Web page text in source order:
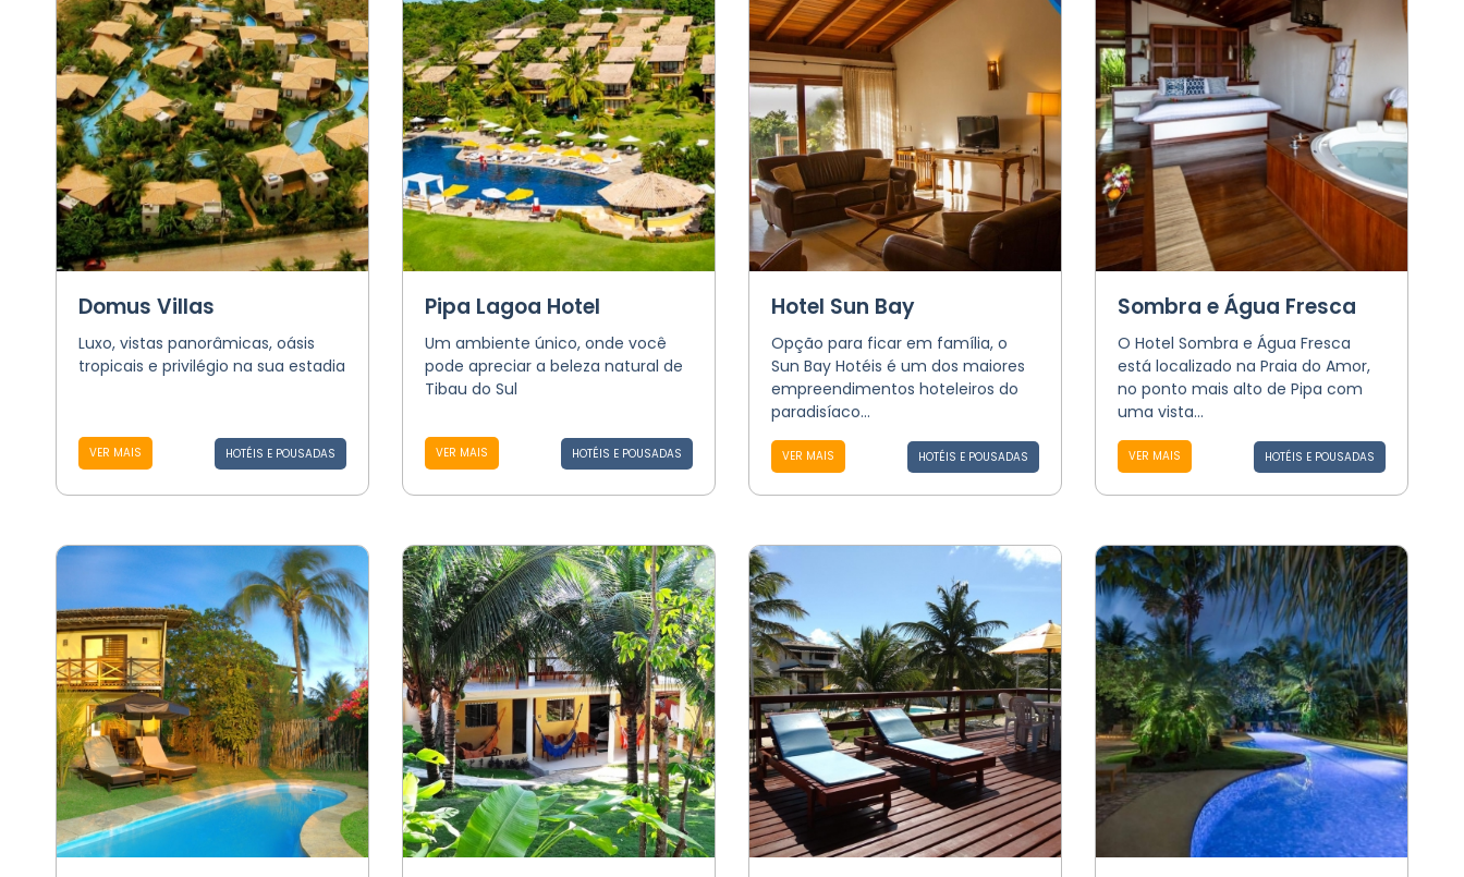
Domus Villas
Luxo, vistas panorâmicas, oásis
tropicais e privilégio na sua estadia
VER MAIS HOTÉIS E POUSADAS
Pipa Lagoa Hotel
Um ambiente único, onde você
pode apreciar a beleza natural de
Tibau do Sul
VER MAIS HOTÉIS E POUSADAS
Hotel Sun Bay
Opção para ficar em família, o
Sun Bay Hotéis é um dos maiores
empreendimentos hoteleiros do
paradisíaco...
VER MAIS HOTÉIS E POUSADAS
Sombra e Água Fresca
O Hotel Sombra e Água Fresca
está localizado na Praia do Amor,
no ponto mais alto de Pipa com
uma vista...
VER MAIS HOTÉIS E POUSADAS